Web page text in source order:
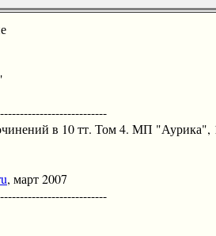
в 10 тт. Том 4. МП "Аурика",
, март 2007